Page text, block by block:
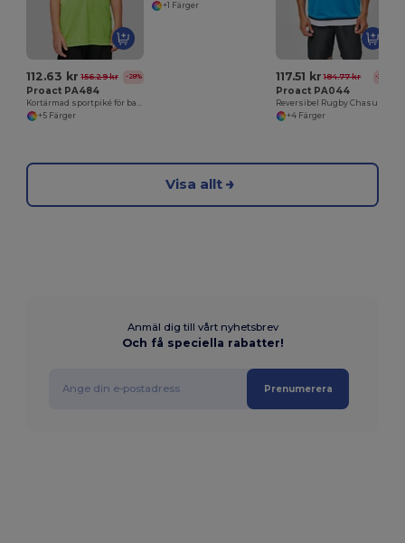
112.63 kr 156.29 kr -28%
Proact PA484
+5 Färger
+1 Färger
117.51 kr 184.77 kr -36%
Proact PA044
Reversibel Rugby Chasuble
+4 Färger
Visa allt
Anmäl dig till vårt nyhetsbrev
Och få speciella rabatter!
Prenumerera